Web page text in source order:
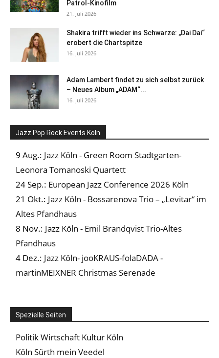
Patrol-Kinofilm
21. Juli 2026
Shakira trifft wieder ins Schwarze: „Dai Dai“
erobert die Chartspitze
16. Juli 2026
Adam Lambert findet zu sich selbst zurück
– Neues Album „ADAM“...
16. Juli 2026
Jazz Pop Rock Events Köln
9 Aug.: Jazz Köln - Green Room Stadtgarten-
Leonora Tomanoski Quartett
24 Sep.: European Jazz Conference 2026 Köln
21 Okt.: Jazz Köln - Bossarenova Trio – „Levitar“ im
Altes Pfandhaus
8 Nov.: Jazz Köln - Emil Brandqvist Trio-Altes
Pfandhaus
4 Dez.: Jazz Köln- jooKRAUS-folaDADA -
martinMEIXNER Christmas Serenade
Spezielle Seiten
Politik Wirtschaft Kultur Köln
Köln Sürth mein Veedel